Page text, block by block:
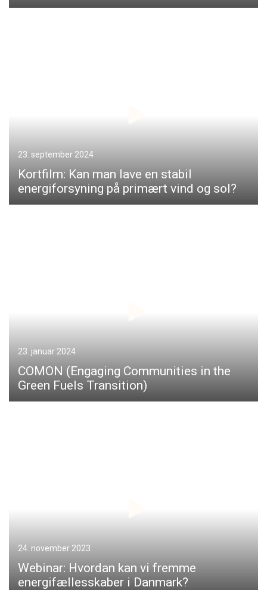
23. september 2024
Kortfilm: Kan man lave en stabil
energiforsyning på primært vind og sol?
23. januar 2024
COMON (Engaging Communities in the
Green Fuels Transition)
24. november 2023
Webinar: Hvordan kan vi fremme
energifællesskaber i Danmark?